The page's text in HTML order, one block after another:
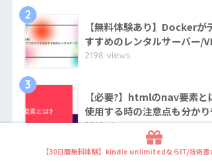
2
【無料体験あり】Dockerが
すすめのレンタルサーバー/
2198 views
3
【必要?】htmlのnav要素と
使用する時の注意点も分か
2010 views
【30日間無料体験】kindle unlimitedならIT/技術書